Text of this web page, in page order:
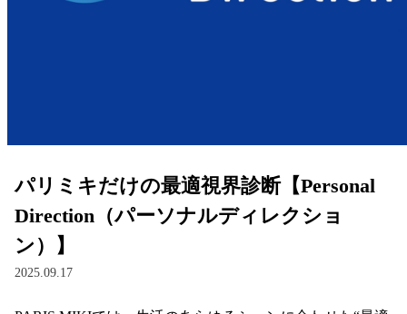
サングラス
補聴器
コンタクトレンズ
パリミキだけの最適視界診断【Personal
Direction（パーソナルディレクショ
ン）】
2025.09.17